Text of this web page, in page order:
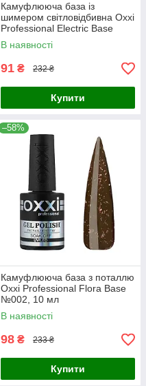
Камуфлююча база із
шимером світловідбивна Oxxi
Professional Electric Base
№02 зелена бірюза, 10 мл
В наявності
91 ₴ 232 ₴
Купити
–58%
Камуфлююча база з поталлю
Oxxi Professional Flora Base
№002, 10 мл
В наявності
98 ₴ 233 ₴
Купити